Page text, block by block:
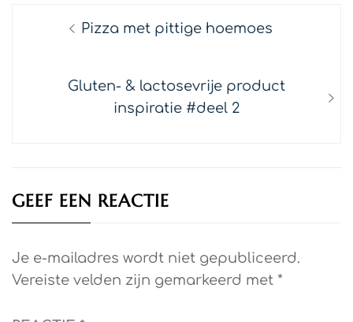
Bericht
navigatiePrevious
Pizza met pittige hoemoes
Next
Gluten- & lactosevrije product
inspiratie #deel 2
GEEF EEN REACTIE
Je e-mailadres wordt niet gepubliceerd.
Vereiste velden zijn gemarkeerd met *